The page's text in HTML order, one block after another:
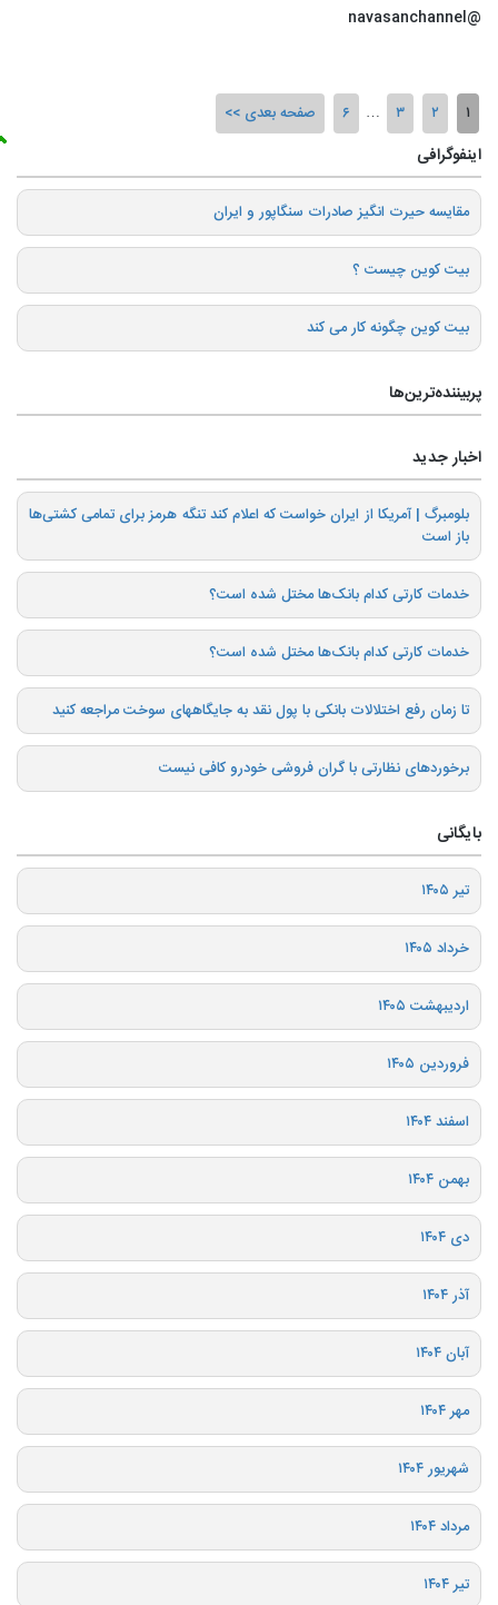
@navasanchannel
۲ ۳ … ۶ صفحه بعدی
اینفوگرافی
️مقایسه حیرت انگیز صادرات سنگاپور و ایران
بیت کوین چیست ؟
بیت کوین چگونه کار می کند
پربیننده‌ترین‌ها
اخبار جدید
بلومبرگ | آمریکا از ایران خواست که اعلام کند تنگه هرمز برای تمامی کشتی‌ها
باز است
خدمات کارتی کدام بانک‌ها مختل شده است؟
خدمات کارتی کدام بانک‌ها مختل شده است؟
تا زمان رفع اختلالات بانکی با پول نقد به جایگاههای سوخت مراجعه کنید
برخوردهای نظارتی با گران فروشی خودرو کافی نیست
بایگانی
تیر ۱۴۰۵
خرداد ۱۴۰۵
اردیبهشت ۱۴۰۵
فروردین ۱۴۰۵
اسفند ۱۴۰۴
بهمن ۱۴۰۴
دی ۱۴۰۴
آذر ۱۴۰۴
آبان ۱۴۰۴
مهر ۱۴۰۴
شهریور ۱۴۰۴
مرداد ۱۴۰۴
تیر ۱۴۰۴